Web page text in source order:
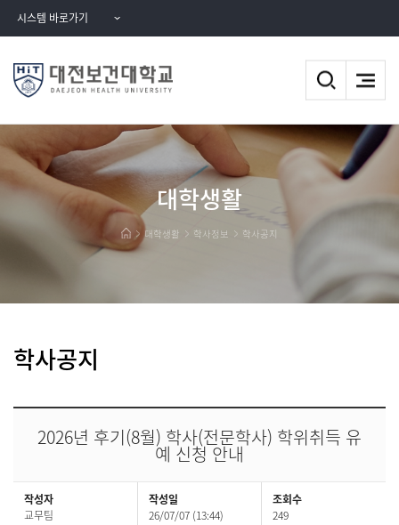
시스템 바로가기
대학생활
대학생활 학사정보 학사공지
학사공지
2026년 후기(8월) 학사(전문학사) 학위취득 유
예 신청 안내
작성자
교무팀
작성일
26/07/07 (13:44)
조회수
249